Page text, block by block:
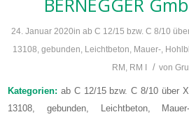
BERNEGGER
24. Januar 2020in ab C 12/15 bzw. C 8/10
13108, gebunden, Leichtbeton, Mauer-,
RM , RM I / von
Kategorien:ab C 12/15 bzw. C 8/10 über
13108, gebunden, Leichtbeton,